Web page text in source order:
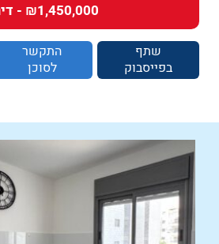
₪1,450,000 - דירה
שתף
בפייסבוק
התקשר
לסוכן